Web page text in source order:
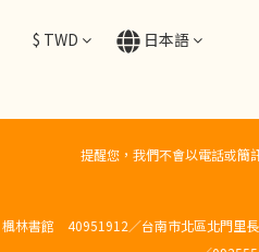
$ TWD 日本語
提醒您，我們不會以電話或簡
楓林書館 40951912／台南市北區北門里長